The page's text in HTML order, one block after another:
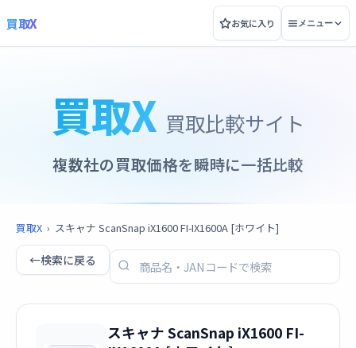
買取X お気に入り メニュー
買取X 買取比較サイト
複数社の買取価格を瞬時に一括比較
買取X › スキャナ ScanSnap iX1600 FI-IX1600A [ホワイト]
←検索に戻る
スキャナ ScanSnap iX1600 FI-